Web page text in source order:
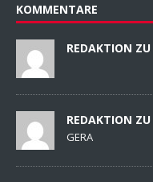
KOMMENTARE
REDAKTION ZU
REDAKTION ZU
GERA